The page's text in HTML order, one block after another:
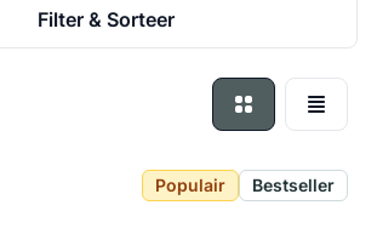
Filter & Sorteer
Foto-tabelLijst
Populair Bestseller